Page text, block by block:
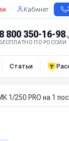
Кабинет
8 800 350-16-98
БЕСПЛАТНО ПО РОССИИ
Статьи
1/250 PRO на 1